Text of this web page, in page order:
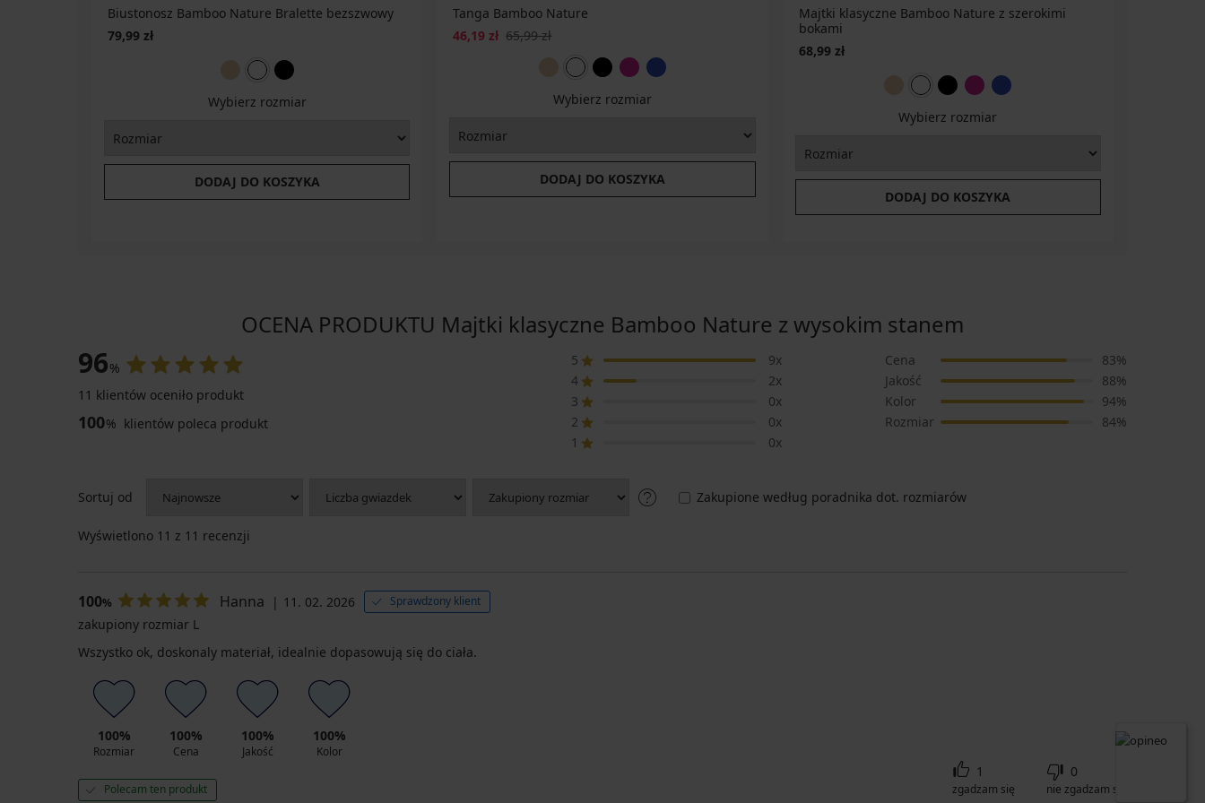
Biustonosz Bamboo Nature Bralette bezszwowy
79,99 zł
Wybierz rozmiar
DODAJ DO KOSZYKA
Tanga Bamboo Nature
46,19 zł 65,99 zł
Wybierz rozmiar
DODAJ DO KOSZYKA
Majtki klasyczne Bamboo Nature z szerokimi
bokami
68,99 zł
Wybierz rozmiar
DODAJ DO KOSZYKA
OCENA PRODUKTU Majtki klasyczne Bamboo Nature z wysokim stanem
96%
11 klientów oceniło produkt
100% klientów poleca produkt
5
9x
4
2x
3
0x
2
0x
1
0x
Cena
83%
Jakość
88%
Kolor
94%
Rozmiar
84%
Sortuj od Zakupione według poradnika dot. rozmiarów
Wyświetlono 11 z 11 recenzji
100% Hanna 11. 02. 2026 Sprawdzony klient
zakupiony rozmiar L
Wszystko ok, doskonaly materiał, idealnie dopasowują się do ciała.
100%
Rozmiar
100%
Cena
100%
Jakość
100%
Kolor
Polecam ten produkt
1
zgadzam się
0
nie zgadzam się